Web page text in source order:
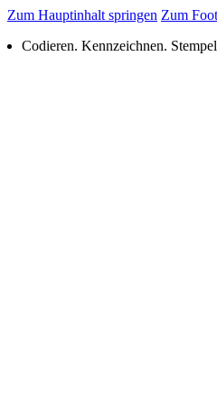
Zum Hauptinhalt springen Zum
Codieren. Kennzeichnen.